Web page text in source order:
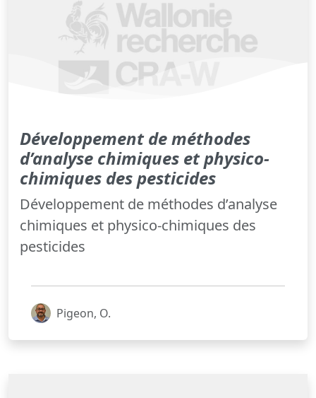
Développement de méthodes
d’analyse chimiques et physico-
chimiques des pesticides
Développement de méthodes d’analyse
chimiques et physico-chimiques des
pesticides
Pigeon, O.